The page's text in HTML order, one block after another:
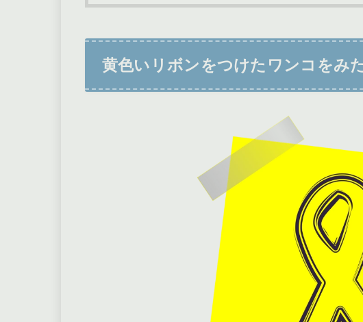
黄色いリボンをつけたワンコをみ